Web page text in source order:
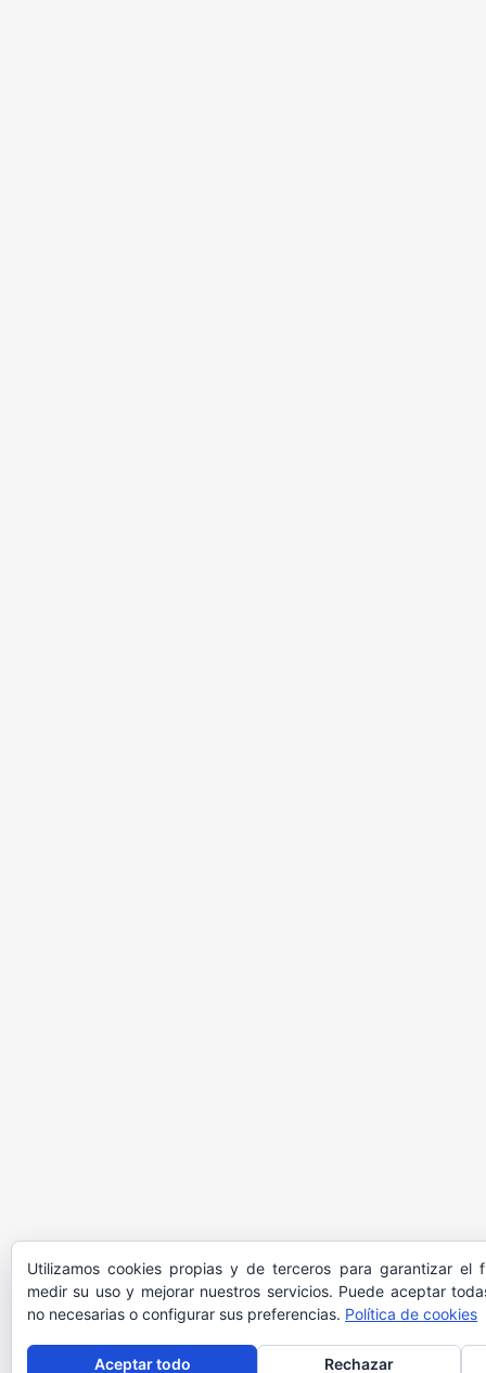
Utilizamos cookies propias y de terceros para garantizar el
medir su uso y mejorar nuestros servicios. Puede aceptar
no necesarias o configurar sus preferencias. Política de cookies
Aceptar todo Rechazar